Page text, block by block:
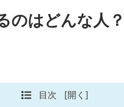
のはどんな人
目次 [開く]